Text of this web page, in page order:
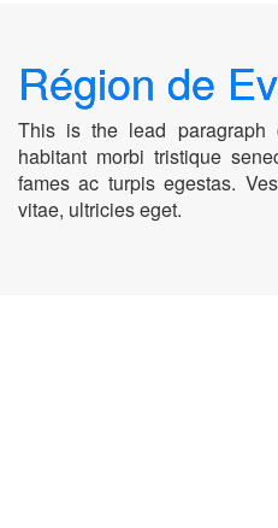
Région de
This is the lead paragraph
habitant morbi tristique
fames ac turpis egestas.
vitae, ultricies eget.